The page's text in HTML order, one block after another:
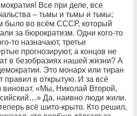
Все при деле, все
– тьмы и тьмы и тьмы;
было во всём СССР, который
за бюрократизм. Одни кого-то
то назначают, третьи
прогнозируют, а концов не
в безобразиях нашей жизни? А
Это монарх или тиран
правил в открытую. И за всё
виноват. «Мы, Николай Второй,
Да, наивно люди жили.
всё шито-крыто. Кто решил,